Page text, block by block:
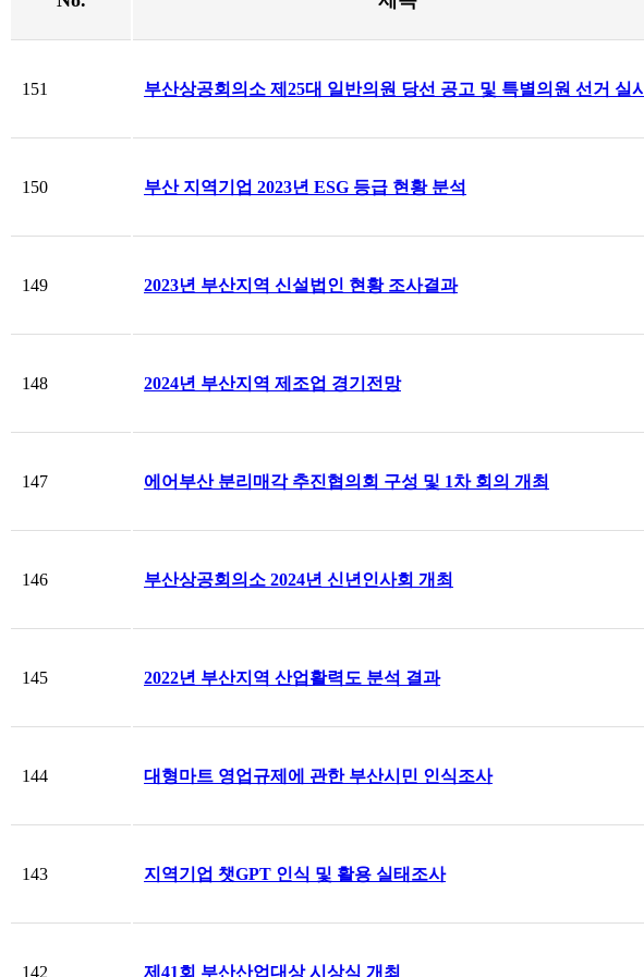
151 부산상공회의소 제25대 일반의원 당선 공고 및 특별의원 선거 실시
150 부산 지역기업 2023년 ESG 등급 현황 분석
149 2023년 부산지역 신설법인 현황 조사결과
148 2024년 부산지역 제조업 경기전망
147 에어부산 분리매각 추진협의회 구성 및 1차 회의 개최
146 부산상공회의소 2024년 신년인사회 개최
145 2022년 부산지역 산업활력도 분석 결과
144 대형마트 영업규제에 관한 부산시민 인식조사
143 지역기업 챗GPT 인식 및 활용 실태조사
142 제41회 부산산업대상 시상식 개최